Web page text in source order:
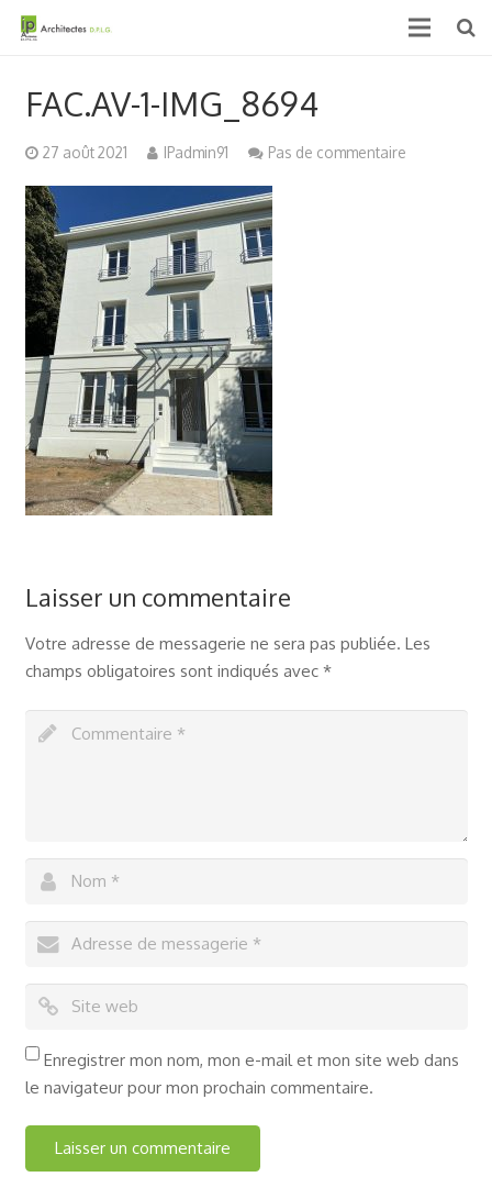
Actualités & médias
Contact
FAC.AV-1-IMG_8694
27 août 2021 IPadmin91 Pas de commentaire
Laisser un commentaire
Votre adresse de messagerie ne sera pas publiée. Les
champs obligatoires sont indiqués avec *
Enregistrer mon nom, mon e-mail et mon site web dans
le navigateur pour mon prochain commentaire.